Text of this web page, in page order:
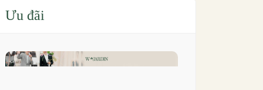
Ưu đãi